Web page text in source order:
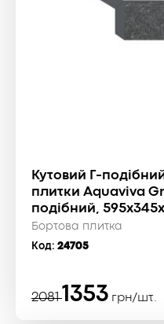
Кутовий Г-
плитки Aquaviva
подібний,
Бортова плитка
Код: 24705
20811353
Поточнагрн/шт.